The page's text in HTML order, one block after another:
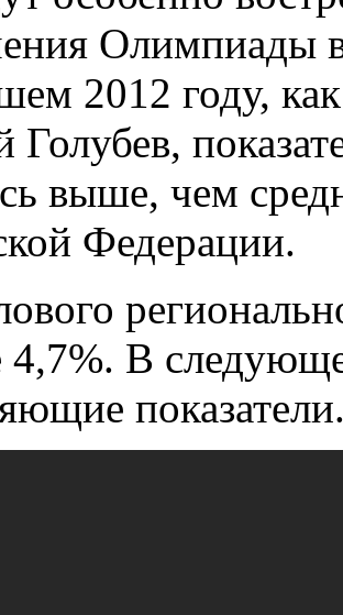
Олимпиады
2012 году,
Голубев,
выше, чем
Федерации.
4,7%. В